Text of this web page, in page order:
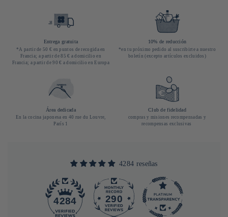
Entrega gratuita
*A partir de 50 € en puntos de recogida en
Francia; a partir de 85 € a domicilio en
Francia; a partir de 90 € a domicilio en Europa
10% de reducción
*en tu próximo pedido al suscribirte a nuestro
boletín (excepto artículos excluidos)
Área dedicada
En la cocina japonesa en 40 rue du Louvre,
París 1
Club de fidelidad
compras y misiones recompensadas y
recompensas exclusivas
4284 reseñas
4284 290